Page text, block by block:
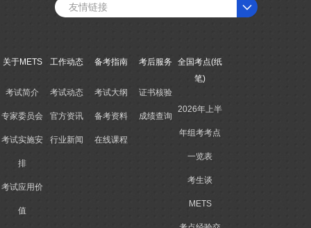
友情链接
关于METS
考试简介
专家委员会
考试实施安
排
考试应用价
值
工作动态
考试动态
官方资讯
行业新闻
备考指南
考试大纲
备考资料
在线课程
考后服务
证书核验
成绩查询
全国考点(纸
笔)
2026年上半
年组考考点
一览表
考生谈
METS